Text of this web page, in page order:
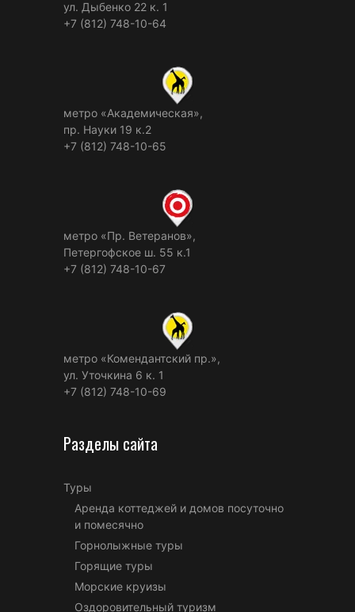
ул. Дыбенко 22 к. 1
+7 (812) 748-10-64
метро «Академическая»,
пр. Науки 19 к.2
+7 (812) 748-10-65
метро «Пр. Ветеранов»,
Петергофское ш. 55 к.1
+7 (812) 748-10-67
метро «Комендантский пр.»,
ул. Уточкина 6 к. 1
+7 (812) 748-10-69
Разделы сайта
Туры
Аренда коттеджей и домов посуточно
и помесячно
Горнолыжные туры
Горящие туры
Морские круизы
Оздоровительный туризм